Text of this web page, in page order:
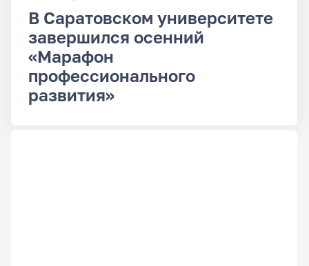
В Саратовском университете
завершился осенний
«Марафон
профессионального
развития»